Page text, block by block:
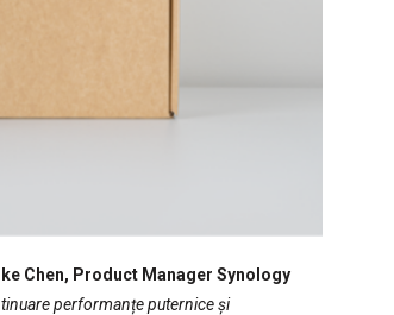
Chen, Product Manager Synology
performanțe puternice și